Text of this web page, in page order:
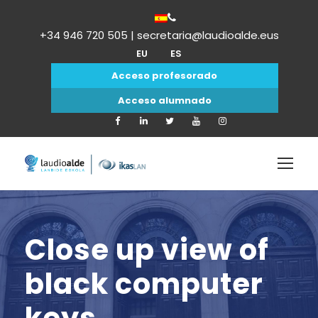
+34 946 720 505 | secretaria@laudioalde.eus
EU
ES
Acceso profesorado
Acceso alumnado
Close up view of
black computer